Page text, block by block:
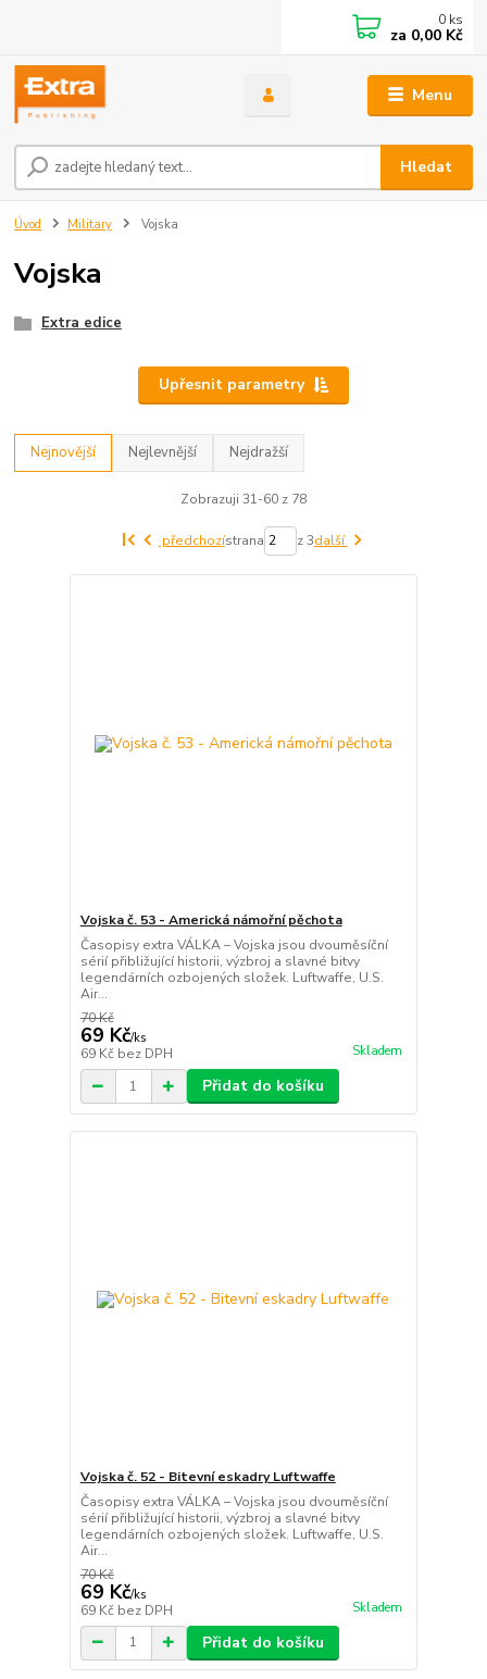
Menu
Hledat
0 ks
za 0,00 Kč
Úvod Military Vojska
Vojska
Extra edice
Upřesnit parametry
Nejnovější Nejlevnější Nejdražší
Zobrazuji 31-60 z 78
předchozístrana z 3další
Vojska č. 53 - Americká námořní pěchota
Časopisy extra VÁLKA – Vojska jsou dvouměsíční
sérií přibližující historii, výzbroj a slavné bitvy
legendárních ozbojených složek. Luftwaffe, U.S.
Air...
70 Kč
69 Kč/ks
69 Kč bez DPH Skladem
Přidat do košíku
Vojska č. 52 - Bitevní eskadry Luftwaffe
Časopisy extra VÁLKA – Vojska jsou dvouměsíční
sérií přibližující historii, výzbroj a slavné bitvy
legendárních ozbojených složek. Luftwaffe, U.S.
Air...
70 Kč
69 Kč/ks
69 Kč bez DPH Skladem
Přidat do košíku